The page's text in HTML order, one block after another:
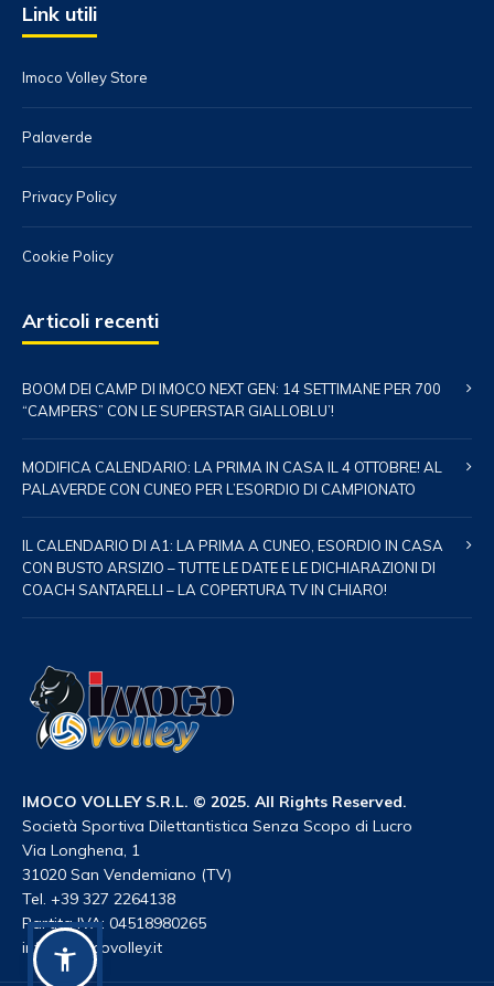
Link utili
Imoco Volley Store
Palaverde
Privacy Policy
Cookie Policy
Articoli recenti
BOOM DEI CAMP DI IMOCO NEXT GEN: 14 SETTIMANE PER 700
“CAMPERS” CON LE SUPERSTAR GIALLOBLU’!
MODIFICA CALENDARIO: LA PRIMA IN CASA IL 4 OTTOBRE! AL
PALAVERDE CON CUNEO PER L’ESORDIO DI CAMPIONATO
IL CALENDARIO DI A1: LA PRIMA A CUNEO, ESORDIO IN CASA
CON BUSTO ARSIZIO – TUTTE LE DATE E LE DICHIARAZIONI DI
COACH SANTARELLI – LA COPERTURA TV IN CHIARO!
IMOCO VOLLEY S.R.L. © 2025. All Rights Reserved.
Società Sportiva Dilettantistica Senza Scopo di Lucro
Via Longhena, 1
31020 San Vendemiano (TV)
Tel. +39 327 2264138
Partita IVA: 04518980265
info@imocovolley.it